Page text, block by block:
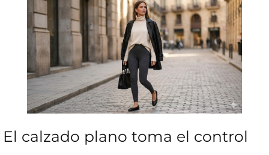
El calzado plano toma el control